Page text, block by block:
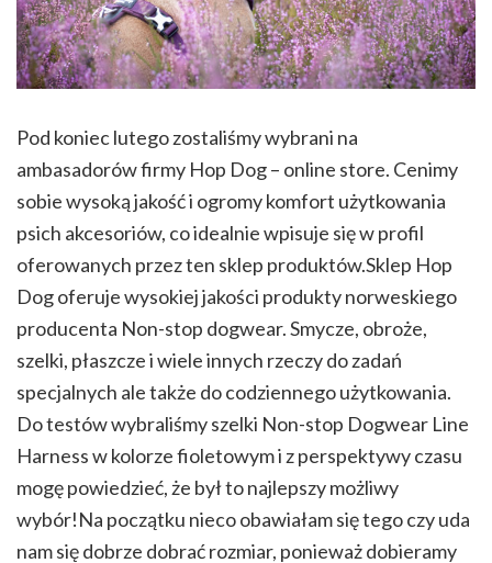
Pod koniec lutego zostaliśmy wybrani na
ambasadorów firmy Hop Dog – online store. Cenimy
sobie wysoką jakość i ogromy komfort użytkowania
psich akcesoriów, co idealnie wpisuje się w profil
oferowanych przez ten sklep produktów.Sklep Hop
Dog oferuje wysokiej jakości produkty norweskiego
producenta Non-stop dogwear. Smycze, obroże,
szelki, płaszcze i wiele innych rzeczy do zadań
specjalnych ale także do codziennego użytkowania.
Do testów wybraliśmy szelki Non-stop Dogwear Line
Harness w kolorze fioletowym i z perspektywy czasu
mogę powiedzieć, że był to najlepszy możliwy
wybór!Na początku nieco obawiałam się tego czy uda
nam się dobrze dobrać rozmiar, ponieważ dobieramy